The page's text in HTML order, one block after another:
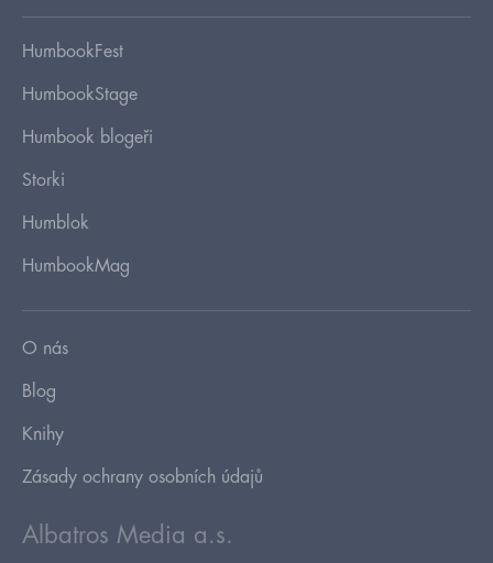
HumbookFest
HumbookStage
Humbook blogeři
Storki
Humblok
HumbookMag
O nás
Blog
Knihy
Zásady ochrany osobních údajů
Albatros Media a.s.